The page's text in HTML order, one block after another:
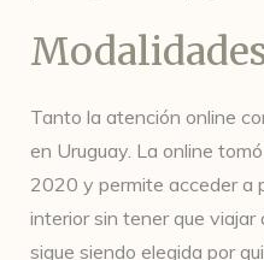
Tanto la atención online
en Uruguay. La online
2020 y permite acceder a
interior sin tener que
sigue siendo elegida por